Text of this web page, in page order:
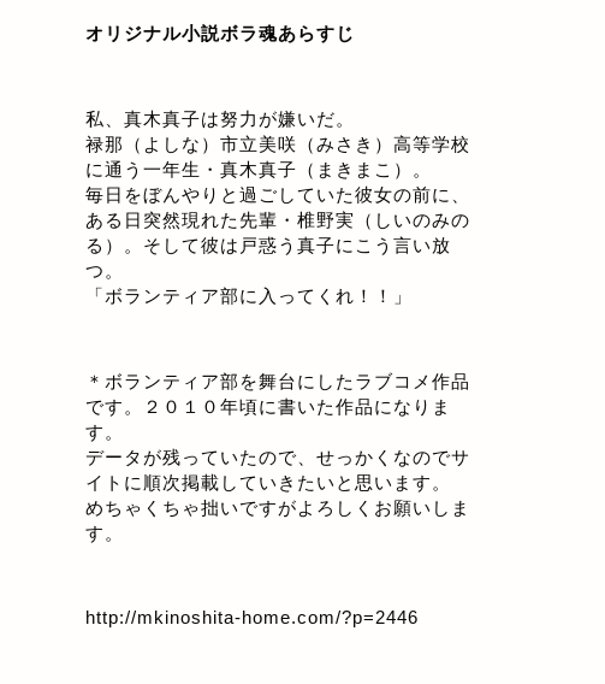
オリジナル小説ボラ魂あらすじ
私、真木真子は努力が嫌いだ。
禄那（よしな）市立美咲（みさき）高等学校
に通う一年生・真木真子（まきまこ）。
毎日をぼんやりと過ごしていた彼女の前に、
ある日突然現れた先輩・椎野実（しいのみの
る）。そして彼は戸惑う真子にこう言い放
つ。
「ボランティア部に入ってくれ！！」
＊ボランティア部を舞台にしたラブコメ作品
です。２０１０年頃に書いた作品になりま
す。
データが残っていたので、せっかくなのでサ
イトに順次掲載していきたいと思います。
めちゃくちゃ拙いですがよろしくお願いしま
す。
http://mkinoshita-home.com/?p=2446